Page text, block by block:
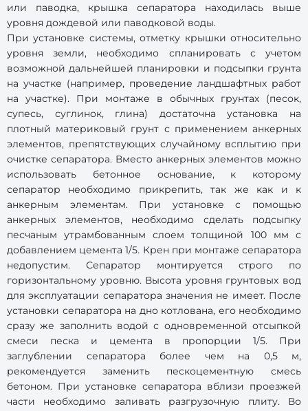
или паводка, крышка сепаратора находилась выше
уровня дождевой или паводковой воды.
При установке системы, отметку крышки относительно
уровня земли, необходимо спланировать с учетом
возможной дальнейшей планировки и подсыпки грунта
на участке (например, проведение ландшафтных работ
на участке). При монтаже в обычных грунтах (песок,
супесь, суглинок, глина) достаточна установка на
плотный материковый грунт с применением анкерных
элементов, препятствующих случайному всплытию при
очистке сепаратора. Вместо анкерных элементов можно
использовать бетонное основание, к которому
сепаратор необходимо прикрепить, так же как и к
анкерным элементам. При установке с помощью
анкерных элементов, необходимо сделать подсыпку
песчаным утрамбованным слоем толщиной 100 мм с
добавлением цемента 1/5. Крен при монтаже сепаратора
недопустим. Сепаратор монтируется строго по
горизонтальному уровню. Высота уровня грунтовых вод
для эксплуатации сепаратора значения не имеет. После
установки сепаратора на дно котлована, его необходимо
сразу же заполнить водой с одновременной отсыпкой
смеси песка и цемента в пропорции 1/5. При
заглублении сепаратора более чем на 0,5 м,
рекомендуется заменить пескоцементную смесь
бетоном. При установке сепаратора вблизи проезжей
части необходимо заливать разгрузочную плиту. Во